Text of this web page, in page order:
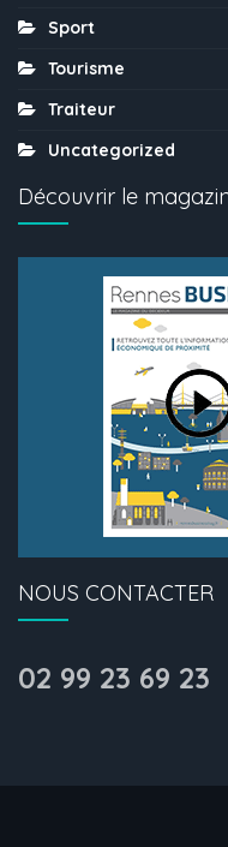
Sport
Tourisme
Traiteur
Uncategorized
Découvrir le
NOUS CONTACTER
02 99 23 69 23